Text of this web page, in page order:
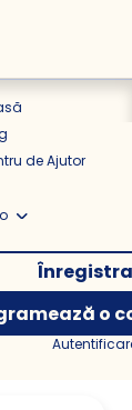
de Ajutor
o
min